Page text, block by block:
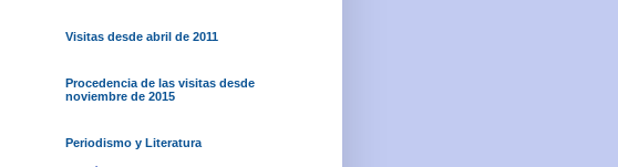
Visitas desde abril de 2011
Procedencia de las visitas desde
noviembre de 2015
Periodismo y Literatura